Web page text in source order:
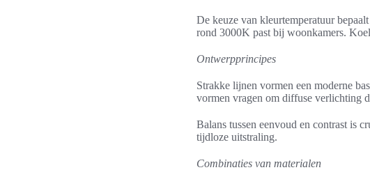
De keuze van kleurtemperatuur
rond 3000K past bij woonkamers.
Ontwerpprincipes
Strakke lijnen vormen een moderne
vormen vragen om diffuse verlichting
Balans tussen eenvoud en contrast is
tijdloze uitstraling.
Combinaties van materialen